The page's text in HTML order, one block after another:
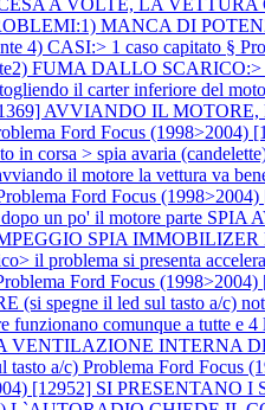
MANCA DI
4) CASI:> 1 caso capitato §
FUMA DALLO SCARICO:>
il carter inferiore del
AVVIANDO IL
Ford Focus (1998>2004)
in corsa > spia avaria
il motore la vettura va
Ford Focus
un po' il motore parte SPIA
SPIA
il problema si presenta
Ford Focus
(si spegne il led sul tasto a/c)
funzionano comunque a tutte e 4
VENTILAZIONE INTERNA
tasto a/c) Problema Ford Focus
[12952] SI